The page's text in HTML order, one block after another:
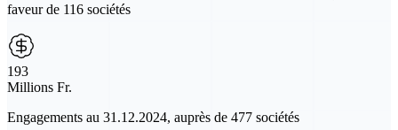
faveur de 116 sociétés
193
Millions Fr.
Engagements au 31.12.2024, auprès de 477 sociétés